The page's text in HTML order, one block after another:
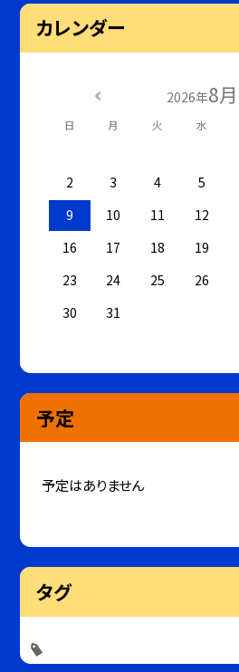
カレンダー
2026年8月
日 月 火 水
2
3 4 5
9
10 11 12
16
17 18 19
23
24 25 26
30
31
予定
予定はありません
タグ